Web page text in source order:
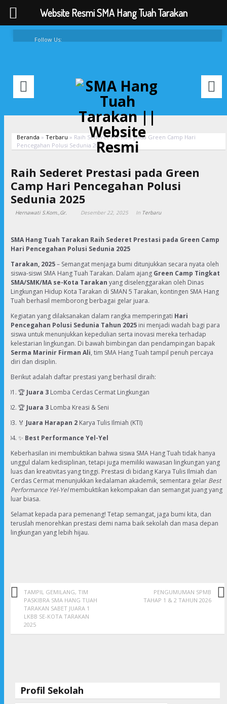
Follow Us:
Beranda »Terbaru » Raih Sederet Prestasi pada Green Camp Hari
Pencegahan Polusi Sedunia 2025
Raih Sederet Prestasi pada Green
Camp Hari Pencegahan Polusi
Sedunia 2025
Hernawati S.Kom.,Gr. Desember 22, 2025 In Terbaru
SMA Hang Tuah Tarakan Raih Sederet Prestasi pada Green Camp
Hari Pencegahan Polusi Sedunia 2025
Tarakan, 2025– Semangat menjaga bumi ditunjukkan secara nyata oleh
siswa-siswi SMA Hang Tuah Tarakan. Dalam ajang Green Camp Tingkat
SMA/SMK/MA se-Kota Tarakan yang diselenggarakan oleh Dinas
Lingkungan Hidup Kota Tarakan di SMAN 5 Tarakan, kontingen SMA Hang
Tuah berhasil memborong berbagai gelar juara.
Kegiatan yang dilaksanakan dalam rangka memperingati Hari
Pencegahan Polusi Sedunia Tahun 2025 ini menjadi wadah bagi para
siswa untuk menunjukkan kepedulian serta inovasi mereka terhadap
kelestarian lingkungan. Di bawah bimbingan dan pendampingan bapak
Serma Marinir Firman Ali, tim SMA Hang Tuah tampil penuh percaya
diri dan disiplin.
Berikut adalah daftar prestasi yang berhasil diraih:
🏆 Juara 3 Lomba Cerdas Cermat Lingkungan
🏆 Juara 3 Lomba Kreasi & Seni
🏅 Juara Harapan 2 Karya Tulis Ilmiah (KTI)
✨ Best Performance Yel-Yel
Keberhasilan ini membuktikan bahwa siswa SMA Hang Tuah tidak hanya
unggul dalam kedisiplinan, tetapi juga memiliki wawasan lingkungan yang
luas dan kreativitas yang tinggi. Prestasi di bidang Karya Tulis Ilmiah dan
Cerdas Cermat menunjukkan kedalaman akademik, sementara gelar Best
Performance Yel-Yelmembuktikan kekompakan dan semangat juang yang
luar biasa.
Selamat kepada para pemenang! Tetap semangat, jaga bumi kita, dan
teruslah menorehkan prestasi demi nama baik sekolah dan masa depan
lingkungan yang lebih hijau.
TAMPIL GEMILANG, TIM
PASKIBRA SMA HANG TUAH
TARAKAN SABET JUARA 1
LKBB SE-KOTA TARAKAN
2025
PENGUMUMAN SPMB
TAHAP 1 & 2 TAHUN 2026
Profil Sekolah
Website Resmi SMA Hang Tuah Tarakan